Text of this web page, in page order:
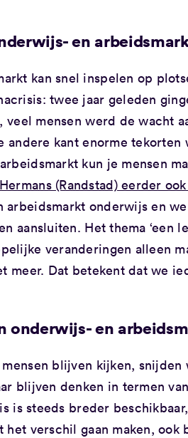
en
kan snel inspelen op
twee jaar geleden
mensen werd de wacht
kant enorme tekorten
kun je mensen
(Randstad) eerder
onderwijs en
aansluiten. Het thema ‘een
veranderingen alleen
meer. Dat betekent dat we
onderwijs- en
blijven kijken, snijden
blijven denken in termen
is steeds breder
verschil gaan maken, ook